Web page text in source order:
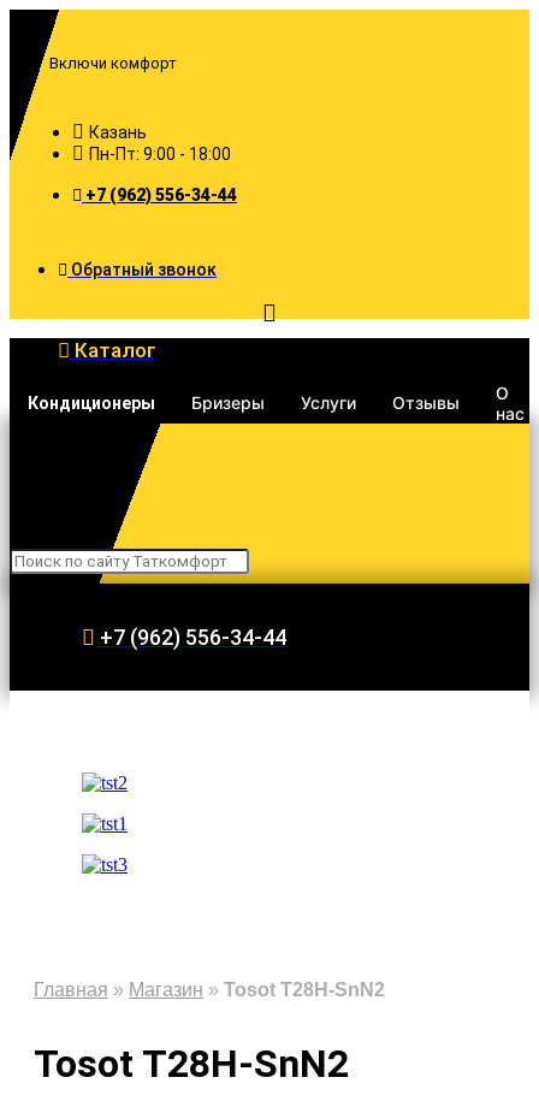
Перейти
содержимому
Включи комфорт
Казань
Пн-Пт: 9:00 - 18:00
+7 (962) 556-34-44
Обратный звонок
Каталог
Кондиционеры Бризеры Услуги Отзывы
О
нас
+7 (962) 556-34-44
Главная » Магазин » Tosot T28H-SnN2
Tosot T28H-SnN2